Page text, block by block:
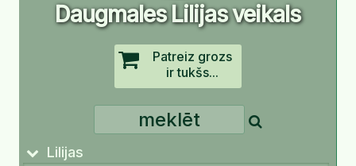
Daugmales Lilijas veikals
Patreiz grozs
ir tukšs...
Lilijas